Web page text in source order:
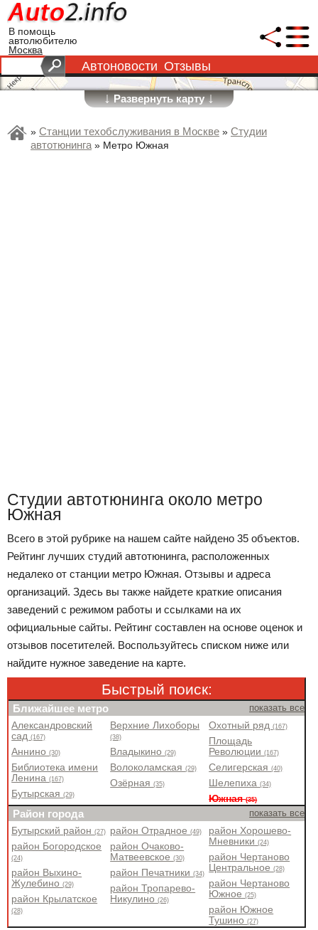
В помощь
автолюбителю
Москва
Автоновости Отзывы
↓Развернуть карту↓
» Станции техобслуживания в Москве » Студии
автотюнинга» Метро Южная
Студии автотюнинга около метро
Южная
Всего в этой рубрике на нашем сайте найдено 35 объектов.
Рейтинг лучших студий автотюнинга, расположенных
недалеко от станции метро Южная. Отзывы и адреса
организаций. Здесь вы также найдете краткие описания
заведений с режимом работы и ссылками на их
официальные сайты. Рейтинг составлен на основе оценок и
отзывов посетителей. Воспользуйтесь списком ниже или
найдите нужное заведение на карте.
Быстрый поиск:
Ближайшее метро показать все
Александровский
сад(167)
Аннино(30)
Библиотека имени
Ленина(167)
Бутырская(29)
Верхние Лихоборы
(38)
Владыкино(29)
Волоколамская(29)
Озёрная(35)
Охотный ряд(167)
Площадь
Революции(167)
Селигерская(40)
Шелепиха(34)
Южная(35)
Район города показать все
Бутырский район(27)
район Богородское
(24)
район Выхино-
Жулебино(29)
район Крылатское
(28)
район Отрадное(49)
район Очаково-
Матвеевское(30)
район Печатники(34)
район Тропарево-
Никулино(26)
район Хорошево-
Мневники(24)
район Чертаново
Центральное(28)
район Чертаново
Южное(25)
район Южное
Тушино(27)